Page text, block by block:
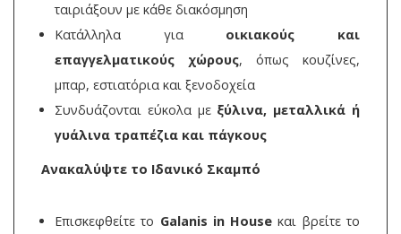
ταιριάξουν με κάθε διακόσμηση
Κατάλληλα για οικιακούς και
επαγγελματικούς χώρους, όπως κουζίνες,
μπαρ, εστιατόρια και ξενοδοχεία
Συνδυάζονται εύκολα με ξύλινα, μεταλλικά ή
γυάλινα τραπέζια και πάγκους
Ανακαλύψτε το Ιδανικό Σκαμπό
Επισκεφθείτε το Galanis in House και βρείτε το